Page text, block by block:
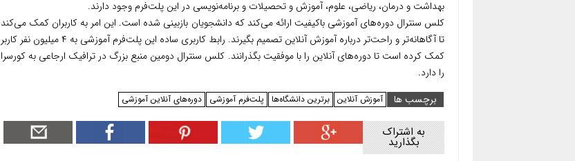
بهداشت و درمان، ریاضی، علوم، آموزش و تحصیلات و برنامه‌نویسی در این پلت‌فرم وجود دارند.
کلس سنترال دوره‌های آموزشی باکیفیت ارائه می‌کند که دانشجویان بازبینی شده است. این امر به کاربران کمک می‌کند
تا آگاهانه‌تر و راحت‌تر درباره آموزش آنلاین تصمیم بگیرند. رابط کاربری ساده این پلت‌فرم آموزشی به ۴ میلیون نفر کاربر
کمک کرده است تا دوره‌های آنلاین را با موفقیت بگذرانند. کلس سنترال دومین منبع بزرگ در ترافیک ارجاعی به کورسرا
را دارد.
برچسب ها
آموزش آنلاین برترین دانشگاه‌ها پلت‌فرم آموزشی دوره‌های آنلاین آموزشی
به اشتراک
بگذارید